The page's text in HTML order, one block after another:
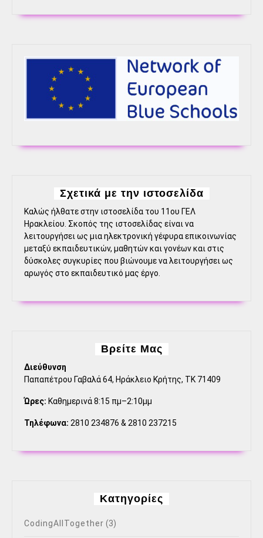
Σχετικά με την ιστοσελίδα
Καλώς ήλθατε στην ιστοσελίδα του 11ου ΓΕΛ
Ηρακλείου. Σκοπός της ιστοσελίδας είναι να
λειτουργήσει ως μια ηλεκτρονική γέφυρα επικοινωνίας
μεταξύ εκπαιδευτικών, μαθητών και γονέων και στις
δύσκολες συγκυρίες που βιώνουμε να λειτουργήσει ως
αρωγός στο εκπαιδευτικό μας έργο.
Βρείτε Μας
Διεύθυνση
Παπαπέτρου Γαβαλά 64, Ηράκλειο Κρήτης, ΤΚ 71409
Ώρες: Καθημερινά 8:15 πμ–2:10μμ
Τηλέφωνα: 2810 234876 & 2810 237215
Kατηγορίες
CodingAllTogether (3)